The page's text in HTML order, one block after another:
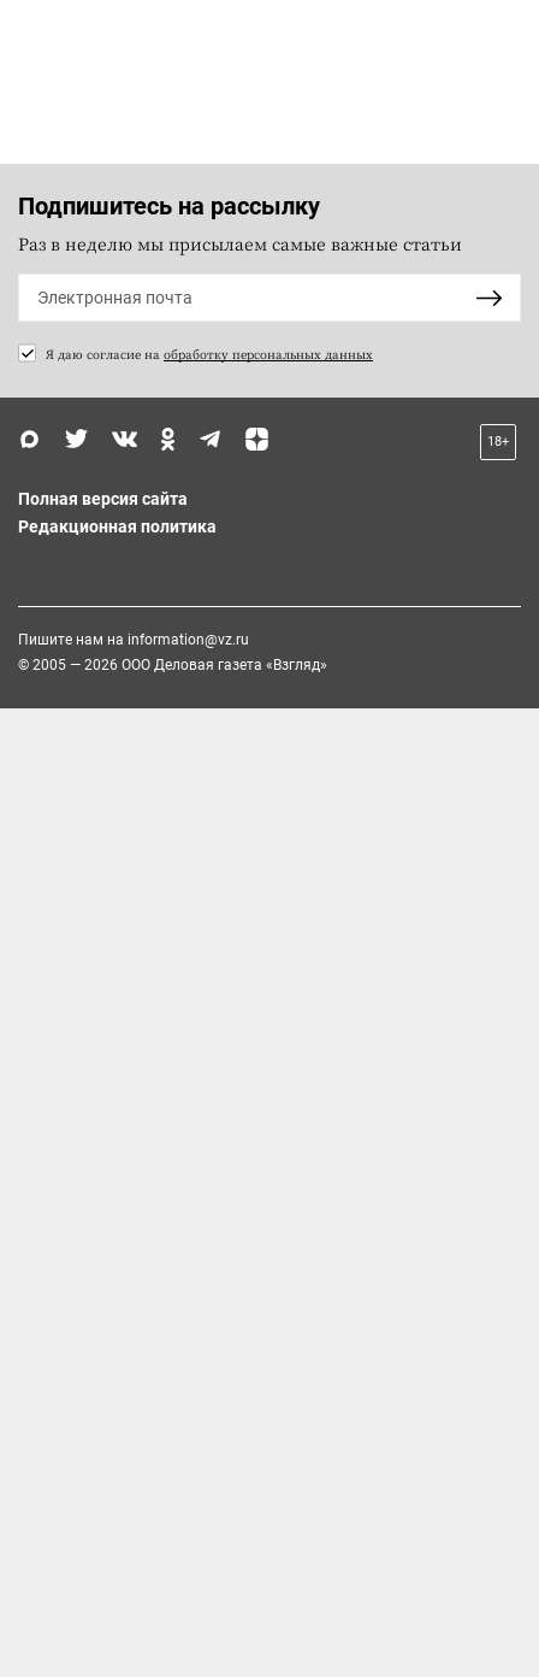
Подпишитесь на рассылку
Раз в неделю мы присылаем самые важные статьи
Я даю согласие на обработку персональных данных
18+
Полная версия сайта
Редакционная политика
Пишите нам на information@vz.ru
© 2005 — 2026 ООО Деловая газета «Взгляд»